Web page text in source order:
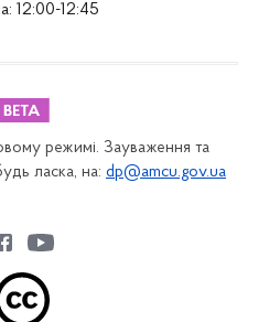
12:00-12:45
режимі. Зауваження та
ласка, на: dp@amcu.gov.ua